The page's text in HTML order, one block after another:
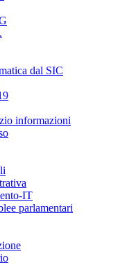
dal SIC
informazioni
IT
parlamentari